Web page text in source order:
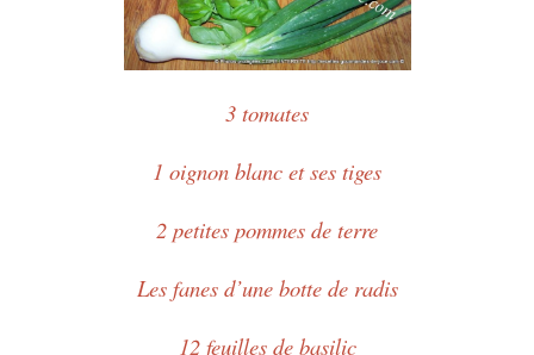
3 tomates
1 oignon blanc et ses tiges
2 petites pommes de terre
Les fanes d’une botte de radis
12 feuilles de basilic